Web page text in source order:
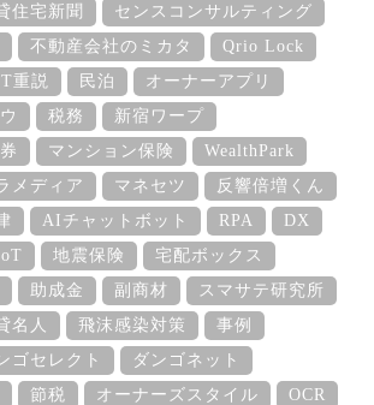
住宅新聞
センスコンサルティング
不動産会社のミカタ
Qrio Lock
重説 民泊
オーナーアプリ
税務
新宿ワープ
マンション保険
WealthPark
メディア マネセツ
反響倍増くん
AIチャットボット RPA
DX
地震保険
宅配ボックス
助成金 副商材
スマサテ研究所
名人 飛沫感染対策
事例
ゴセレクト
ダンゴネット
節税 オーナーズスタイル
OCR